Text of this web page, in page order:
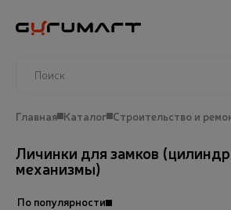
Главная Каталог Строительство и
Личинки для замков
механизмы)
По популярности